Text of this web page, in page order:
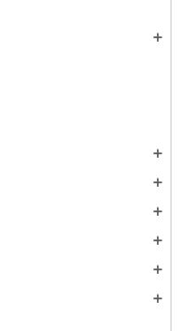
add
add
add
add
add
add
add